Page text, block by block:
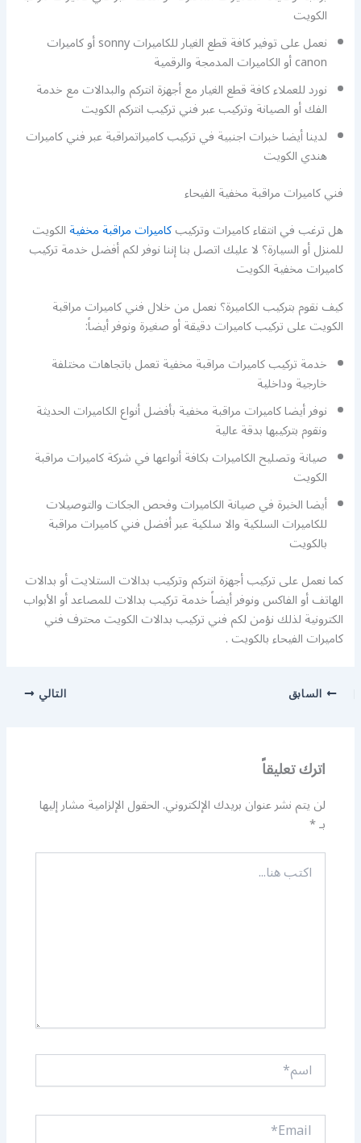
الكويت
نعمل على توفير كافة قطع الغيار للكاميرات sonny أو كاميرات
canon أو الكاميرات المدمجة والرقمية
نورد للعملاء كافة قطع الغيار مع أجهزة انتركم والبدالات مع خدمة
الفك أو الصيانة وتركيب عبر فني تركيب انتركم الكويت
لدينا أيضا خبرات اجنبية في تركيب كاميراتمراقبة عبر فني كاميرات
هندي الكويت
فني كاميرات مراقبة مخفية الفيحاء
هل ترغب في انتقاء كاميرات وتركيبكاميرات مراقبة مخفيةالكويت
للمنزل أو السيارة؟ لا عليك اتصل بنا إننا نوفر لكم أفضل خدمة تركيب
كاميرات مخفية الكويت
كيف نقوم بتركيب الكاميرة؟ نعمل من خلال فني كاميرات مراقبة
الكويت على تركيب كاميرات دقيقة أو صغيرة ونوفر أيضاً:
خدمة تركيب كاميرات مراقبة مخفية تعمل باتجاهات مختلفة
خارجية وداخلية
نوفر أيضا كاميرات مراقبة مخفية بأفضل أنواع الكاميرات الحديثة
ونقوم بتركيبها بدقة عالية
صيانة وتصليح الكاميرات بكافة أنواعها في شركة كاميرات مراقبة
الكويت
أيضا الخبرة في صيانة الكاميرات وفحص الجكات والتوصيلات
للكاميرات السلكية والا سلكية عبر أفضل فني كاميرات مراقبة
بالكويت
كما نعمل على تركيب أجهزة انتركم وتركيب بدالات الستلايت أو بدالات
الهاتف أو الفاكس ونوفر أيضاً خدمة تركيب بدالات للمصاعد أو الأبواب
الكترونية لذلك نؤمن لكم فني تركيب بدالات الكويت محترف فني
كاميرات الفيحاء بالكويت .
السابق التالي
اترك تعليقاً
لن يتم نشر عنوان بريدك الإلكتروني.الحقول الإلزامية مشار إليها
بـ*
اكتب
هنا...
اسم*
Email*